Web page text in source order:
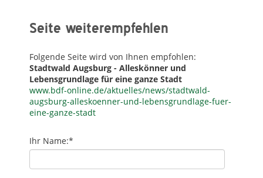
Seite weiterempfehlen
Folgende Seite wird von Ihnen empfohlen:
Stadtwald Augsburg - Alleskönner und
Lebensgrundlage für eine ganze Stadt
www.bdf-online.de/aktuelles/news/stadtwald-
augsburg-alleskoenner-und-lebensgrundlage-fuer-
eine-ganze-stadt
Ihr Name:*